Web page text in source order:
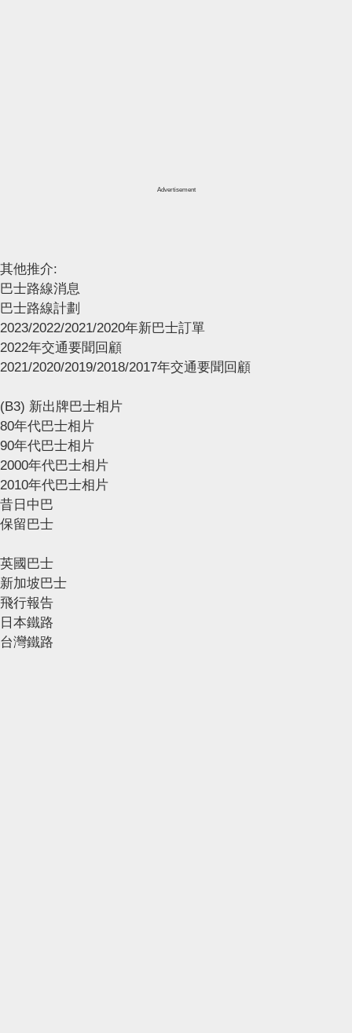
Advertisement
其他推介:
巴士路線消息
巴士路線計劃
2023/2022/2021/2020年新巴士訂單
2022年交通要聞回顧
2021/2020/2019/2018/2017年交通要聞回顧
(B3) 新出牌巴士相片
80年代巴士相片
90年代巴士相片
2000年代巴士相片
2010年代巴士相片
昔日中巴
保留巴士
英國巴士
新加坡巴士
飛行報告
日本鐵路
台灣鐵路